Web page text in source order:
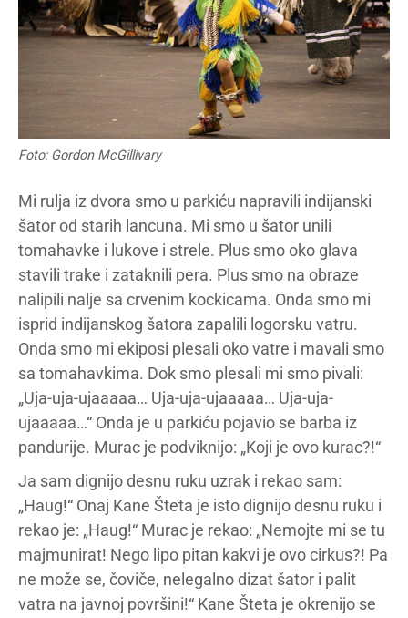
Foto: Gordon McGillivary
Mi rulja iz dvora smo u parkiću napravili indijanski
šator od starih lancuna. Mi smo u šator unili
tomahavke i lukove i strele. Plus smo oko glava
stavili trake i zataknili pera. Plus smo na obraze
nalipili nalje sa crvenim kockicama. Onda smo mi
isprid indijanskog šatora zapalili logorsku vatru.
Onda smo mi ekiposi plesali oko vatre i mavali smo
sa tomahavkima. Dok smo plesali mi smo pivali:
„Uja-uja-ujaaaaa… Uja-uja-ujaaaaa… Uja-uja-
ujaaaaa…“ Onda je u parkiću pojavio se barba iz
pandurije. Murac je podviknijo: „Koji je ovo kurac?!“
Ja sam dignijo desnu ruku uzrak i rekao sam:
„Haug!“ Onaj Kane Šteta je isto dignijo desnu ruku i
rekao je: „Haug!“ Murac je rekao: „Nemojte mi se tu
majmunirat! Nego lipo pitan kakvi je ovo cirkus?! Pa
ne može se, čoviče, nelegalno dizat šator i palit
vatra na javnoj površini!“ Kane Šteta je okrenijo se